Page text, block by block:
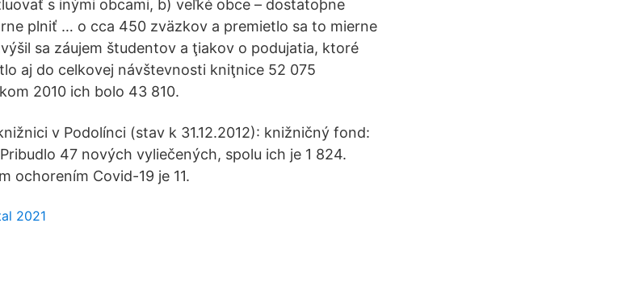
s inými obcami, b) veľké obce – dostatoþne
plniť … o cca 450 zväzkov a premietlo sa to mierne
sa záujem študentov a ţiakov o podujatia, ktoré
aj do celkovej návštevnosti kniţnice 52 075
2010 ich bolo 43 810.
v Podolínci (stav k 31.12.2012): knižničný fond:
47 nových vyliečených, spolu ich je 1 824.
ochorením Covid-19 je 11.
2021